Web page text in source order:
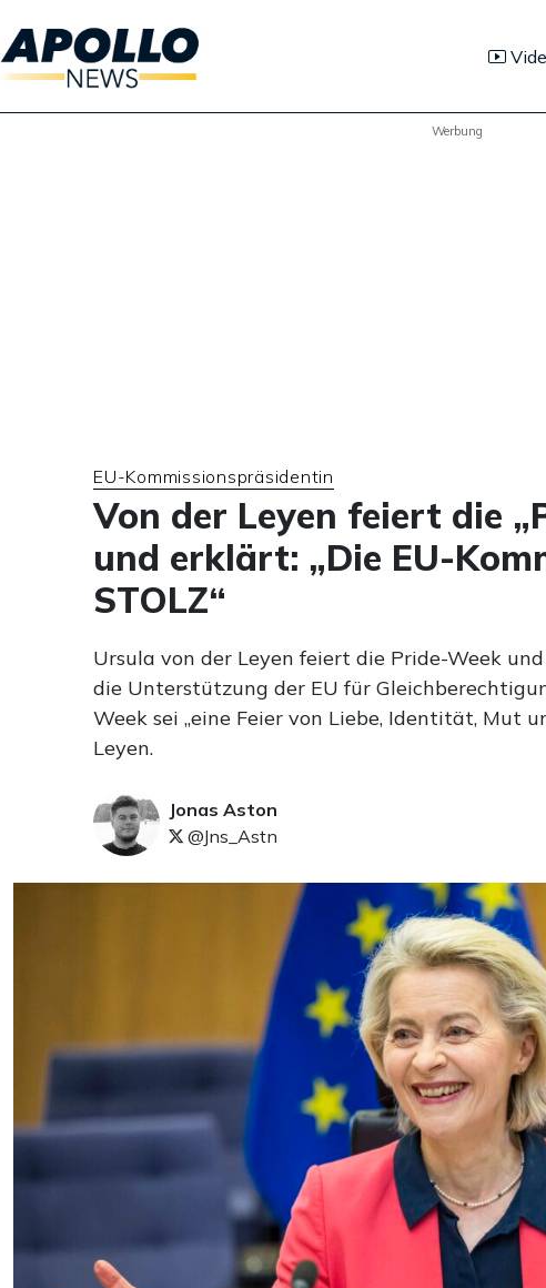
Werbung
EU-Kommissionspräsidentin
Von der Leyen feiert die
und erklärt: „Die EU-
STOLZ“
Ursula von der Leyen feiert die Pride-Week
die Unterstützung der EU für
Week sei „eine Feier von Liebe, Identität, Mut
Leyen.
Jonas Aston
@Jns_Astn